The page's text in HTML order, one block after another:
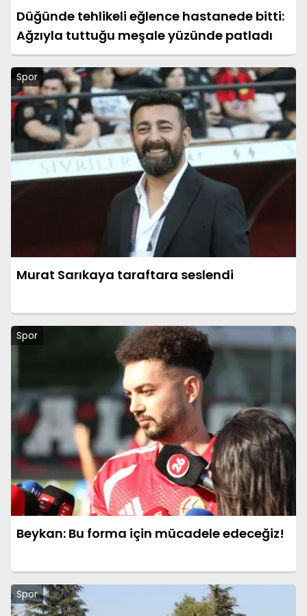
Düğünde tehlikeli eğlence hastanede bitti:
Ağzıyla tuttuğu meşale yüzünde patladı
Spor
Murat Sarıkaya taraftara seslendi
Spor
Beykan: Bu forma için mücadele edeceğiz!
Spor